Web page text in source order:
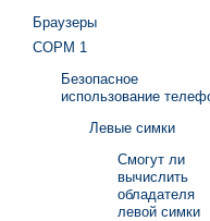
Браузеры
СОРМ 1
Безопасное
использование
Левые симки
Смогут ли
вычислить
обладателя
левой симки